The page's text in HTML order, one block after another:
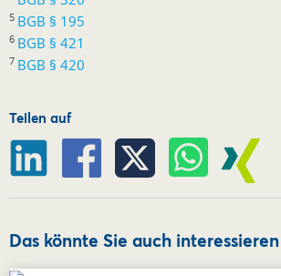
5 BGB § 195
6 BGB § 421
7 BGB § 420
Teilen auf
Das könnte Sie auch interessieren